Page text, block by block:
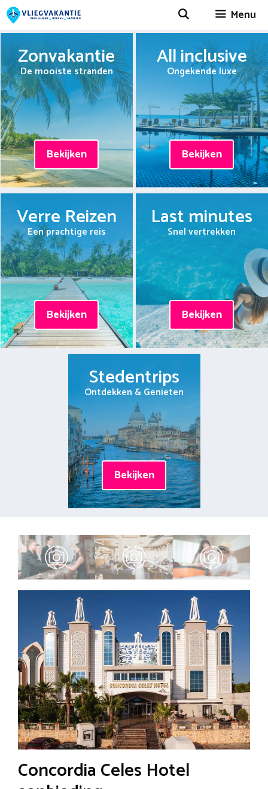
Spring
naar
Menu
Zonvakantie
De mooiste stranden
Bekijken
All inclusive
Ongekende luxe
Bekijken
Verre Reizen
Een prachtige reis
Bekijken
Last minutes
Snel vertrekken
Bekijken
Stedentrips
Ontdekken & Genieten
Bekijken
Concordia Celes Hotel